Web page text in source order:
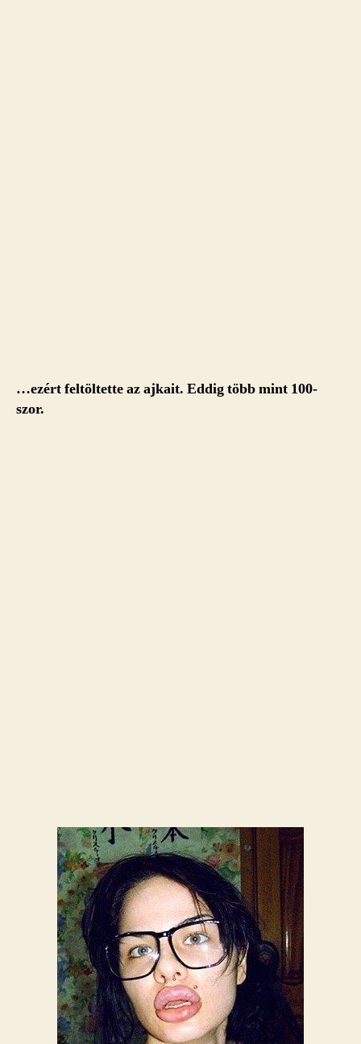
…ezért feltöltette az ajkait. Eddig több mint 100-
szor.